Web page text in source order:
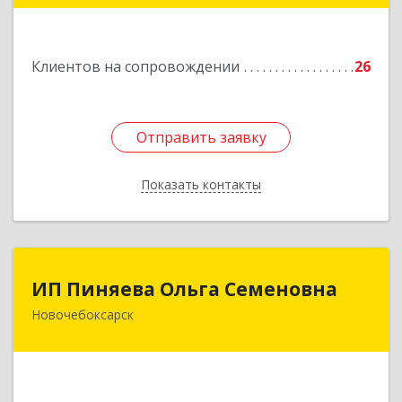
Клиентов на сопровождении 26
Отправить заявку
Показать контакты
Отправить заявку
Назад
ИП Пиняева Ольга Семеновна
Новочебоксарск
429965, Чувашская Республика - Чувашия,